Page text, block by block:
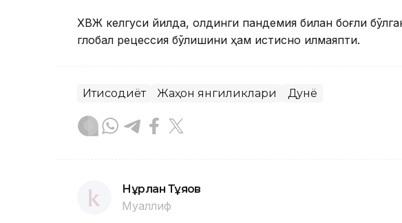
ХВЖ келгуси йилда, олдинги пандемия билан боғлиқ
глобал рецессия бўлишини ҳам истисно қилмаяпти.
Иқтисодиёт Жаҳон янгиликлари Дунё
Нұрлан Тұяқов
Муаллиф